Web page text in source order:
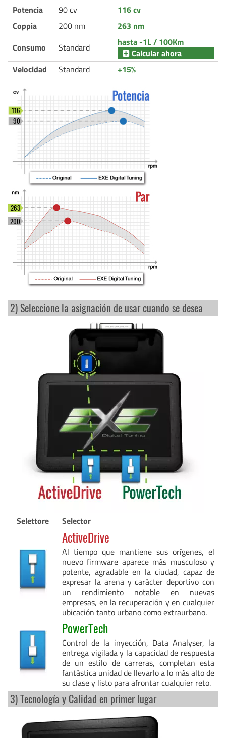
Potencia
90 cv
116 cv
Coppia
200 nm
263 nm
Consumo
Standard
hasta -1L / 100Km
Calcular ahora
Velocidad
Standard +15%
90
116
200
263
2) Seleccione la asignación de usar cuando se desea
Selettore Selector
ActiveDrive
Al tiempo que mantiene sus orígenes, el
nuevo firmware aparece más musculoso y
potente, agradable en la ciudad, capaz de
expresar la arena y carácter deportivo con
un rendimiento notable en nuevas
empresas, en la recuperación y en cualquier
ubicación tanto urbano como extraurbano.
PowerTech
Control de la inyección, Data Analyser, la
entrega vigilada y la capacidad de respuesta
de un estilo de carreras, completan esta
fantástica unidad de llevarlo a lo más alto de
su clase y listo para afrontar cualquier reto.
3) Tecnología y Calidad en primer lugar